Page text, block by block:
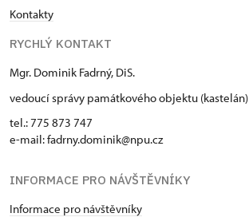
Kontakty
RYCHLÝ KONTAKT
Mgr. Dominik Fadrný, DiS.
vedoucí správy památkového objektu (kastelán)
tel.: 775 873 747
e-mail: fadrny.dominik@npu.cz
INFORMACE PRO NÁVŠTĚVNÍKY
Informace pro návštěvníky